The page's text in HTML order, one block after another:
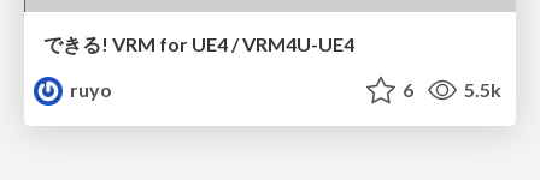
できる! VRM for UE4 / VRM4U-UE4
ruyo
6 5.5k